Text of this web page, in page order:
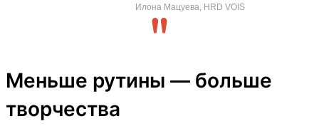
Илона Мацуева, HRD VOIS
Меньше рутины — больше
творчества